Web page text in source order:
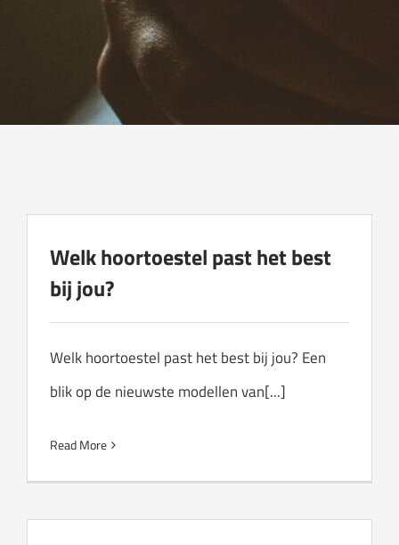
Welk hoortoestel past het best
bij jou?
Welk hoortoestel past het best bij jou? Een
blik op de nieuwste modellen van[...]
Read More